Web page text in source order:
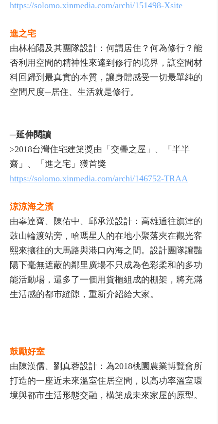
https://solomo.xinmedia.com/archi/151498-Xsite
進之宅
由林柏陽及其團隊設計：何謂居住？何為修行？能
否利用空間的精神性來達到修行的境界，讓空間材
料回歸到最真實的本質，讓身體感受一切最單純的
空間尺度─居住、生活就是修行。
─延伸閱讀
>2018台灣住宅建築獎由「交疊之屋」、「半半
齋」、「進之宅」獲首獎
https://solomo.xinmedia.com/archi/146752-TRAA
涼涼海之濱
由辜達齊、陳佑中、邱承漢設計：高雄通往旗津的
鼓山輪渡站旁，哈瑪星人的在地小聚落夾在觀光客
熙來攘往的大馬路與港口內海之間。設計團隊讓豔
陽下毫無遮蔽的鄰里廣場不只成為色彩柔和的多功
能活動場，還多了一個用貨櫃組成的棚架，將充滿
生活感的都市縫隙，重新介紹給大家。
鼓勵好室
由陳漢儒、劉真蓉設計：為2018桃園農業博覽會所
打造的一座近未來溫室住居空間，以高功率溫室環
境與都市生活形態交融，構築成未來家屋的原型。